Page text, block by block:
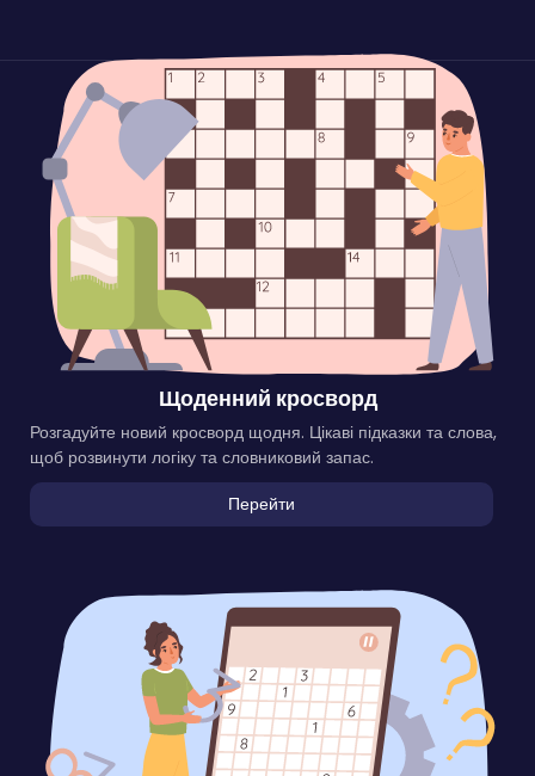
Щоденний кросворд
Розгадуйте новий кросворд щодня. Цікаві підказки та слова,
щоб розвинути логіку та словниковий запас.
Перейти